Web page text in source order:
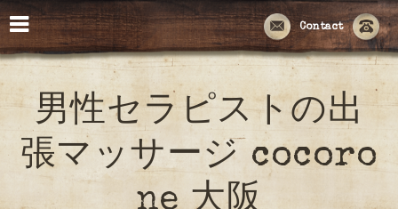
Contact
男性セラピストの出
張マッサージ cocoro